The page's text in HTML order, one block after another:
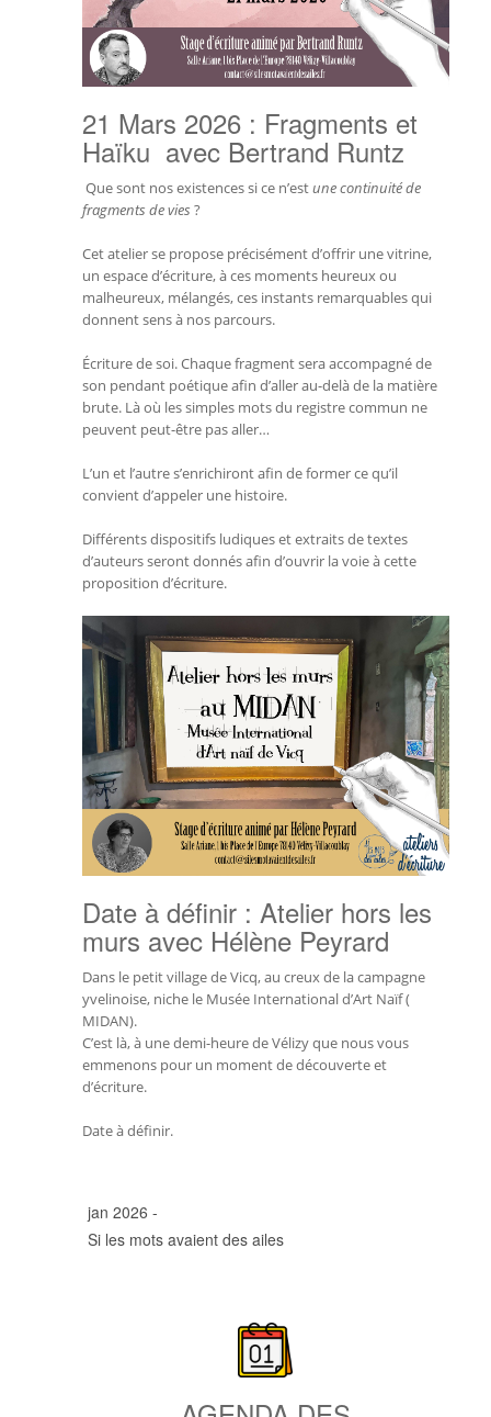
21 Mars 2026 : Fragments et
Haïku avec Bertrand Runtz
Que sont nos existences si ce n’estune continuité de
fragments de vies ?
Cet atelier se propose précisément d’offrir une vitrine,
un espace d’écriture, à ces moments heureux ou
malheureux, mélangés, ces instants remarquables qui
donnent sens à nos parcours.
Écriture de soi. Chaque fragment sera accompagné de
son pendant poétique afin d’aller au-delà de la matière
brute. Là où les simples mots du registre commun ne
peuvent peut-être pas aller…
L’un et l’autre s’enrichiront afin de former ce qu’il
convient d’appeler une histoire.
Différents dispositifs ludiques et extraits de textes
d’auteurs seront donnés afin d’ouvrir la voie à cette
proposition d’écriture.
Date à définir : Atelier hors les
murs avec Hélène Peyrard
Dans le petit village de Vicq, au creux de la campagne
yvelinoise, niche le Musée International d’Art Naïf (
MIDAN).
C’est là, à une demi-heure de Vélizy que nous vous
emmenons pour un moment de découverte et
d’écriture.
Date à définir.
jan 2026 -
Si les mots avaient des ailes